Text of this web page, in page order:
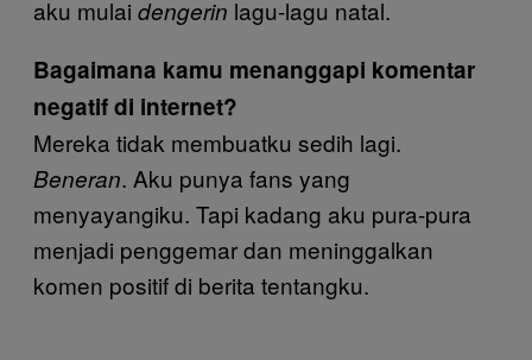
aku mulai dengerin lagu-lagu natal.
Bagaimana kamu menanggapi komentar
negatif di internet?
Mereka tidak membuatku sedih lagi.
Beneran. Aku punya fans yang
menyayangiku. Tapi kadang aku pura-pura
menjadi penggemar dan meninggalkan
komen positif di berita tentangku.